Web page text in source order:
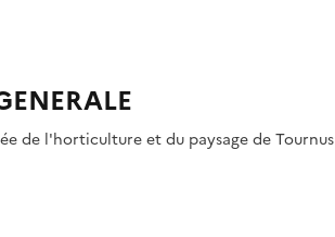
de l'horticulture et du paysage de Tournus